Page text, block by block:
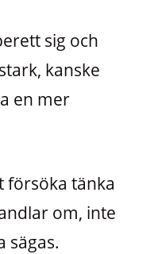
sig och
kanske
en mer
försöka tänka
om, inte
sägas.